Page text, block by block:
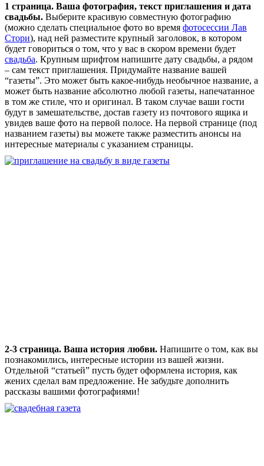
1 страница. Ваша фотография, текст приглашения и дата
свадьбы. Выберите красивую совместную фотографию
(можно сделать специальное фото во время фотосессии Лав
Стори), над ней разместите крупный заголовок, в котором
будет говориться о том, что у вас в скором времени будет
свадьба. Крупным шрифтом напишите дату свадьбы, а рядом
– сам текст приглашения. Придумайте название вашей
“газеты”. Это может быть какое-нибудь необычное название, а
может быть название абсолютно любой газеты, напечатанное
в том же стиле, что и оригинал. В таком случае ваши гости
будут в замешательстве, достав газету из почтового ящика и
увидев ваше фото на первой полосе. На первой странице (под
названием газеты) вы можете также разместить анонсы на
интересные материалы с указанием страницы.
2-3 страница. Ваша история любви. Напишите о том, как вы
познакомились, интересные истории из вашей жизни.
Отдельной “статьей” пусть будет оформлена история, как
жених сделал вам предложение. Не забудьте дополнить
рассказы вашими фотографиями!